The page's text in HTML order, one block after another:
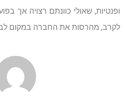
ופנטיות, שאולי כוונתם רצויה אך
לקרב, מהרסות את החברה במקום